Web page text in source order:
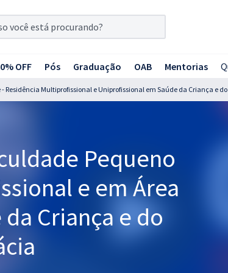
OFF Pós Graduação OAB Mentorias
- Residência Multiprofissional e Uniprofissional em Saúde da Criança e
Pequeno
e em Área
Criança e do